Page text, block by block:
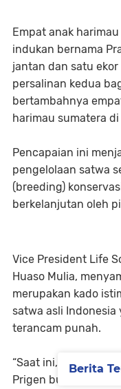
Empat anak
indukan bernama
jantan dan satu
persalinan kedua
bertambahnya
harimau sumatera
Pencapaian ini
pengelolaan satwa
(breeding)
berkelanjutan oleh
Vice President Life
Huaso Mulia,
merupakan kado
satwa asli
terancam punah.
“Saat ini, fokus
Prigen bukan
Berita